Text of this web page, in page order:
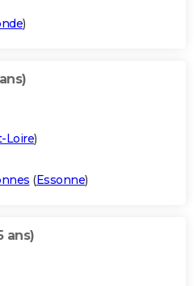
)
Loire)
(Essonne)
ans)